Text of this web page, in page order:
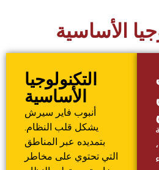
الأساسية
التكنولوجيا
الأساسية
أنبوب فاير سيرش
يشكل قلب النظام.
بتمديده عبر المناطق
التي تحتوي على مخاطر